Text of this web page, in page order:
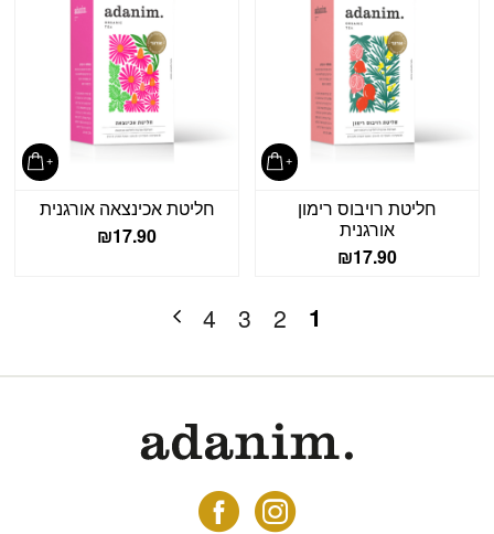
חליטת רויבוס רימון
אורגנית
₪17.90
חליטת אכינצאה אורגנית
₪17.90
1
2
3
4